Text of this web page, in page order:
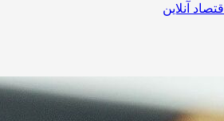
اقتصاد آنلاین